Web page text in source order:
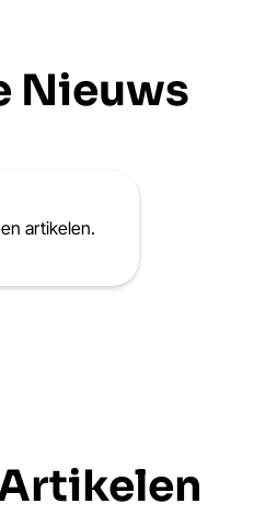
Nieuws
artikelen.